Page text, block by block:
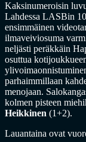
Kaksinumeroisin
Lahdessa LASBin
ensimmäinen
ilmaveiviosuma
neljästi peräkkäin
osuttua
parhaimmillaan
menojaan.
kolmen pisteen
Heikkinen (1+2).
Lauantaina ovat